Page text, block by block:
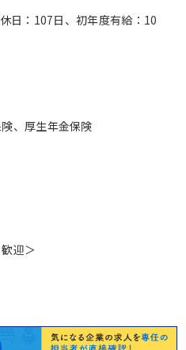
日：107日、初年度有給：10
、厚生年金保険
迎＞